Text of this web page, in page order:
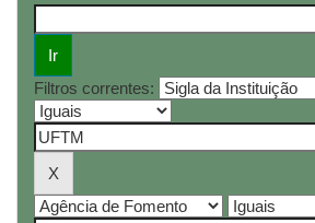
Filtros correntes: